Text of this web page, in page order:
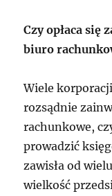
Czy opłaca się
biuro
Wiele
rozsądnie
rachunkowe,
prowadzić
zawisła od
wielkość